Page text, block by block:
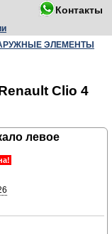
Контакты
ЭЛЕМЕНТЫ
Clio 4
левое